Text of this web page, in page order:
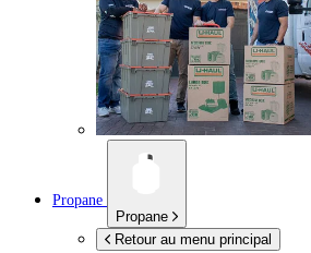
Propane
Propane
Retour au menu principal